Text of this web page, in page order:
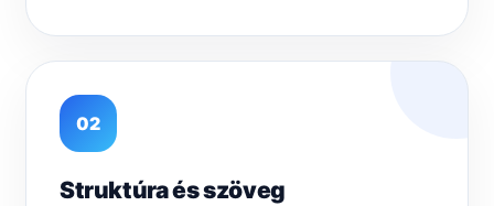
02
Struktúra és szöveg